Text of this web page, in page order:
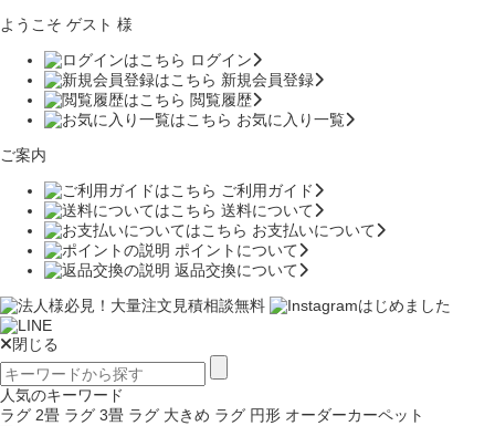
ようこそ ゲスト 様
ログイン
新規会員登録
閲覧履歴
お気に入り一覧
ご案内
ご利用ガイド
送料について
お支払いについて
ポイントについて
返品交換について
閉じる
人気のキーワード
ラグ 2畳 ラグ 3畳 ラグ 大きめ ラグ 円形 オーダーカーペット